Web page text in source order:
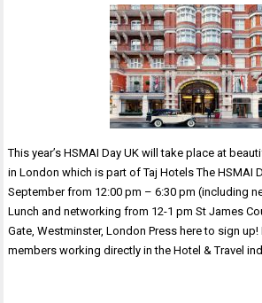
This year’s HSMAI Day UK will take place at
in London which is part of Taj Hotels The HSMAI
September from 12:00 pm – 6:30 pm (including
Lunch and networking from 12-1 pm St James
Gate, Westminster, London Press here to sign
members working directly in the Hotel & Travel